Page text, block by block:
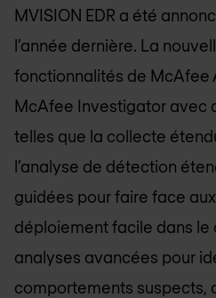
MVISION EDR a été
l’année dernière. La
fonctionnalités de McAfee
McAfee Investigator avec
telles que la collecte
l’analyse de détection
guidées pour faire face
déploiement facile dans le
analyses avancées pour
comportements suspects,